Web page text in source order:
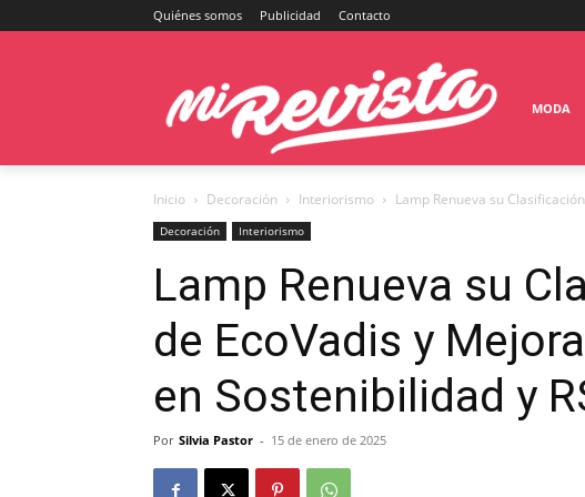
Quiénes somos Publicidad Contacto
MODA
Inicio Decoración Interiorismo Lamp Renueva su
Decoración Interiorismo
Lamp Renueva su
de EcoVadis y
en Sostenibilidad y
Por Silvia Pastor - 15 de enero de 2025